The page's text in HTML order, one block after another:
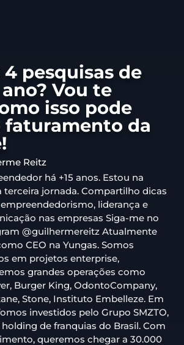
4 pesquisas de
Vou te
isso pode
faturamento da
Reitz
há +15 anos. Estou na
terceira jornada. Compartilho dicas
liderança e
nas empresas Siga-me no
@guilhermereitz Atualmente
CEO na Yungas. Somos
em projetos enterprise,
grandes operações como
Burger King, OdontoCompany,
Stone, Instituto Embelleze. Em
investidos pelo Grupo SMZTO,
de franquias do Brasil. Com
queremos chegar a 30.000